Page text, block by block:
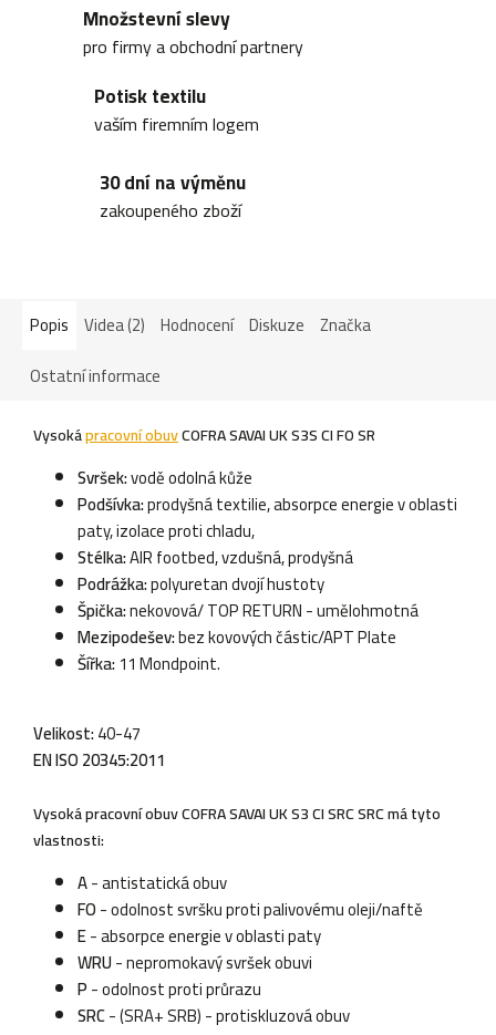
Množstevní slevy
pro firmy a obchodní partnery
Potisk textilu
vaším firemním logem
30 dní na výměnu
zakoupeného zboží
Popis Videa (2) Hodnocení Diskuze Značka
Ostatní informace
Vysokápracovní obuvCOFRA SAVAI UK S3S CI FO SR
Svršek:vodě odolná kůže
Podšívka:prodyšná textilie, absorpce energie v oblasti
paty, izolace proti chladu,
Stélka:AIR footbed, vzdušná, prodyšná
Podrážka:polyuretan dvojí hustoty
Špička:nekovová/ TOP RETURN - umělohmotná
Mezipodešev:bez kovových částic/APT Plate
Šířka:11 Mondpoint.
Velikost:40-47
EN ISO 20345:2011
Vysoká pracovní obuv COFRA SAVAI UK S3 CI SRC SRC má tyto
vlastnosti:
A- antistatická obuv
FO- odolnost svršku proti palivovému oleji/naftě
E- absorpce energie v oblasti paty
WRU- nepromokavý svršek obuvi
P- odolnost proti průrazu
SRC- (SRA+ SRB) - protiskluzová obuv